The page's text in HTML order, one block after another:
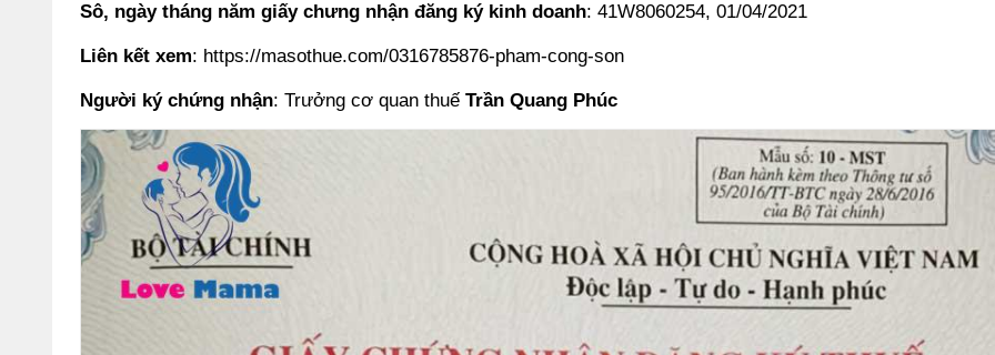
Sô, ngày tháng năm giấy chưng nhận đăng ký kinh doanh: 41W8060254, 01/04/2021
Liên kết xem: https://masothue.com/0316785876-pham-cong-son
Người ký chứng nhận: Trưởng cơ quan thuế Trần Quang Phúc